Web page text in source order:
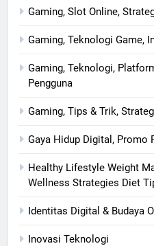
Gaming, Slot Online,
Gaming, Teknologi Game,
Gaming, Teknologi,
Pengguna
Gaming, Tips & Trik,
Gaya Hidup Digital, Promo
Healthy Lifestyle Weight
Wellness Strategies Diet
Identitas Digital & Budaya
Inovasi Teknologi